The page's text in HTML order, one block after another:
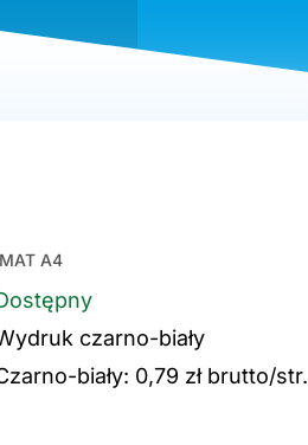
A4
czarno-biały
biały: 0,79 zł brutto/str.